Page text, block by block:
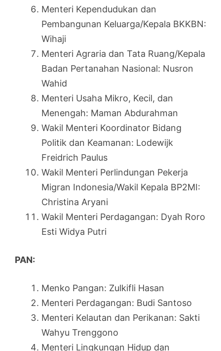
Menteri Kependudukan dan
Pembangunan Keluarga/Kepala BKKBN:
Wihaji
Menteri Agraria dan Tata Ruang/Kepala
Badan Pertanahan Nasional: Nusron
Wahid
Menteri Usaha Mikro, Kecil, dan
Menengah: Maman Abdurahman
Wakil Menteri Koordinator Bidang
Politik dan Keamanan: Lodewijk
Freidrich Paulus
Wakil Menteri Perlindungan Pekerja
Migran Indonesia/Wakil Kepala BP2MI:
Christina Aryani
Wakil Menteri Perdagangan: Dyah Roro
Esti Widya Putri
PAN:
Menko Pangan: Zulkifli Hasan
Menteri Perdagangan: Budi Santoso
Menteri Kelautan dan Perikanan: Sakti
Wahyu Trenggono
Menteri Lingkungan Hidup dan